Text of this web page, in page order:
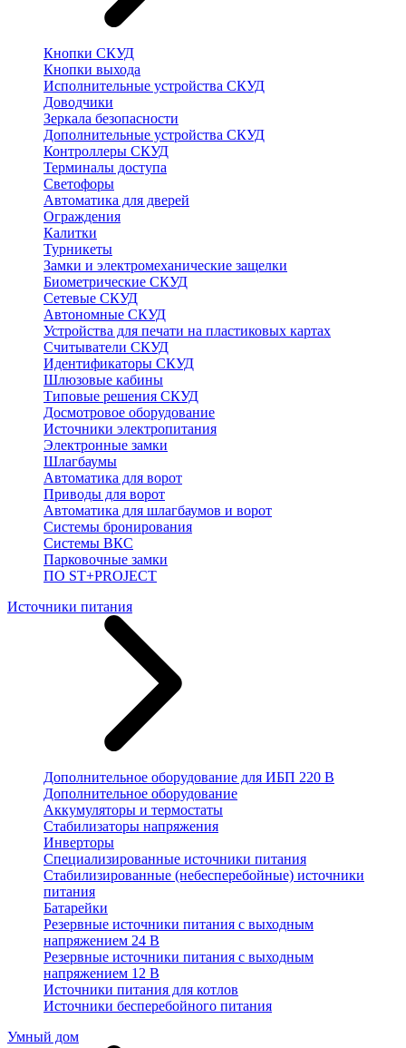
Кнопки СКУД
Кнопки выхода
Исполнительные устройства СКУД
Доводчики
Зеркала безопасности
Дополнительные устройства СКУД
Контроллеры СКУД
Терминалы доступа
Светофоры
Автоматика для дверей
Ограждения
Калитки
Турникеты
Замки и электромеханические защелки
Биометрические СКУД
Сетевые СКУД
Автономные СКУД
Устройства для печати на пластиковых картах
Считыватели СКУД
Идентификаторы СКУД
Шлюзовые кабины
Типовые решения СКУД
Досмотровое оборудование
Источники электропитания
Электронные замки
Шлагбаумы
Автоматика для ворот
Приводы для ворот
Автоматика для шлагбаумов и ворот
Системы бронирования
Системы ВКС
Парковочные замки
ПО ST+PROJECT
Источники питания
Дополнительное оборудование для ИБП 220 В
Дополнительное оборудование
Аккумуляторы и термостаты
Стабилизаторы напряжения
Инверторы
Специализированные источники питания
Стабилизированные (небесперебойные) источники
питания
Батарейки
Резервные источники питания с выходным
напряжением 24 В
Резервные источники питания с выходным
напряжением 12 В
Источники питания для котлов
Источники бесперебойного питания
Умный дом